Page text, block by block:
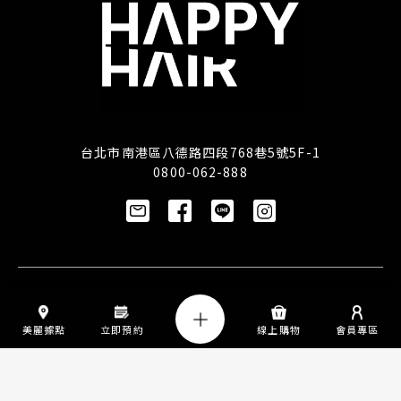
台北市南港區八德路四段768巷5號5F-1
0800-062-888
訂閱/取消電子報
美麗據點 立即預約 線上購物 會員專區